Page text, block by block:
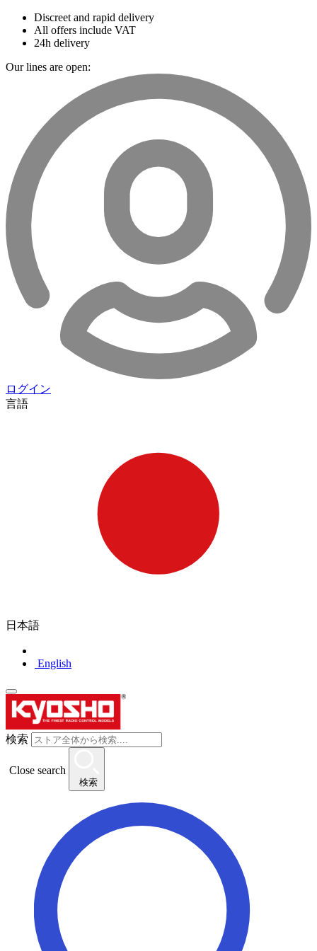
Discreet and rapid delivery
All offers include VAT
24h delivery
Our lines are open:
ログイン
言語
日本語
English
検索
Close search
検索